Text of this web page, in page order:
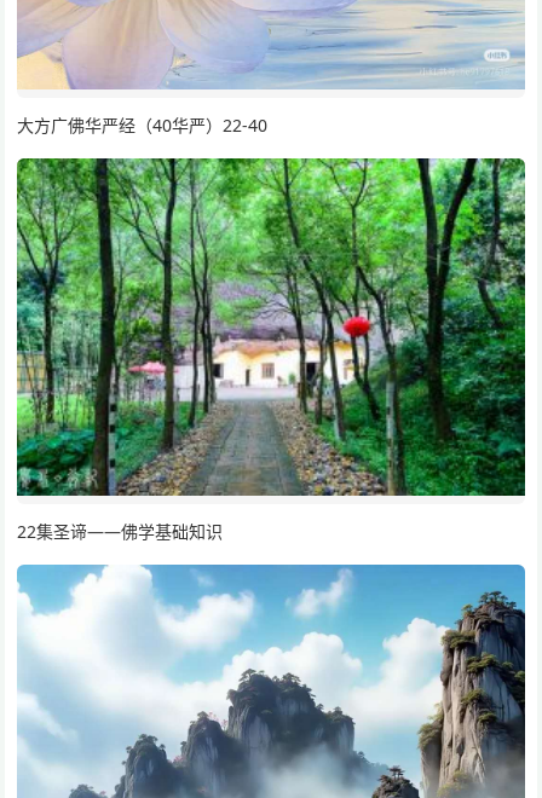
大方广佛华严经（40华严）22-40
22集圣谛——佛学基础知识